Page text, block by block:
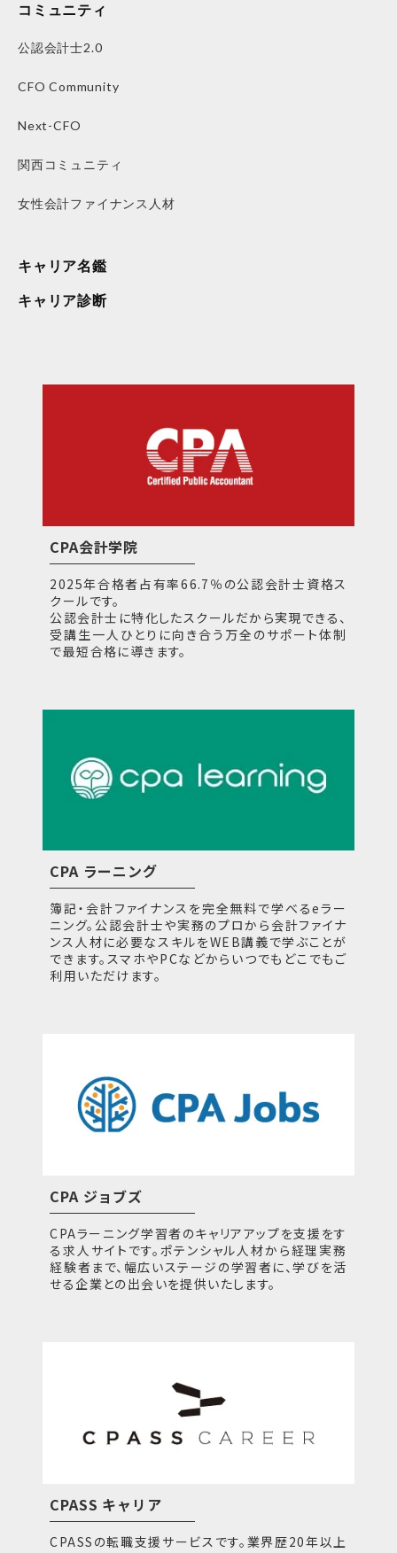
コミュニティ
公認会計士2.0
CFO Community
Next-CFO
関西コミュニティ
女性会計ファイナンス人材
キャリア名鑑
キャリア診断
CPA会計学院
2025年合格者占有率66.7％の公認会計士資格ス
クールです。
公認会計士に特化したスクールだから実現できる、
受講生一人ひとりに向き合う万全のサポート体制
で最短合格に導きます。
CPA ラーニング
簿記・会計ファイナンスを完全無料で学べるeラー
ニング。公認会計士や実務のプロから会計ファイナ
ンス人材に必要なスキルをWEB講義で学ぶことが
できます。スマホやPCなどからいつでもどこでもご
利用いただけます。
CPA ジョブズ
CPAラーニング学習者のキャリアアップを支援をす
る求人サイトです。ポテンシャル人材から経理実務
経験者まで、幅広いステージの学習者に、学びを活
せる企業との出会いを提供いたします。
CPASS キャリア
CPASSの転職支援サービスです。業界歴20年以上